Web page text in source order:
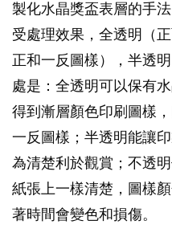
製化水晶獎盃表層的手
受處理效果，全透明（
正和一反圖樣），半透
處是：全透明可以保有
得到漸層顏色印刷圖樣
一反圖樣；半透明能讓
為清楚利於觀賞；不透
紙張上一樣清楚，圖樣
著時間會變色和損傷。